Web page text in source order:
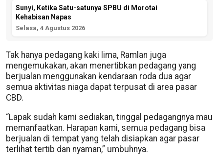
Sunyi, Ketika Satu-satunya SPBU di Morotai
Kehabisan Napas
Selasa, 4 Agustus 2026
Tak hanya pedagang kaki lima, Ramlan juga
mengemukakan, akan menertibkan pedagang yang
berjualan menggunakan kendaraan roda dua agar
semua aktivitas niaga dapat terpusat di area pasar
CBD.
“Lapak sudah kami sediakan, tinggal pedagangnya mau
memanfaatkan. Harapan kami, semua pedagang bisa
berjualan di tempat yang telah disiapkan agar pasar
terlihat tertib dan nyaman,” umbuhnya.